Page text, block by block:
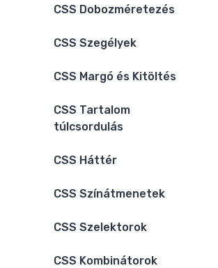
CSS Dobozméretezés
CSS Szegélyek
CSS Margó és Kitöltés
CSS Tartalom
túlcsordulás
CSS Háttér
CSS Színátmenetek
CSS Szelektorok
CSS Kombinátorok